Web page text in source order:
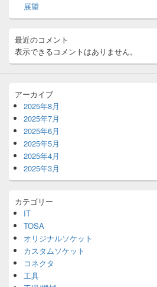
展望
最近のコメント
表示できるコメントはありません。
アーカイブ
2025年8月
2025年7月
2025年6月
2025年5月
2025年4月
2025年3月
カテゴリー
IT
TOSA
オリジナルソケット
カスタムソケット
コネクタ
工具